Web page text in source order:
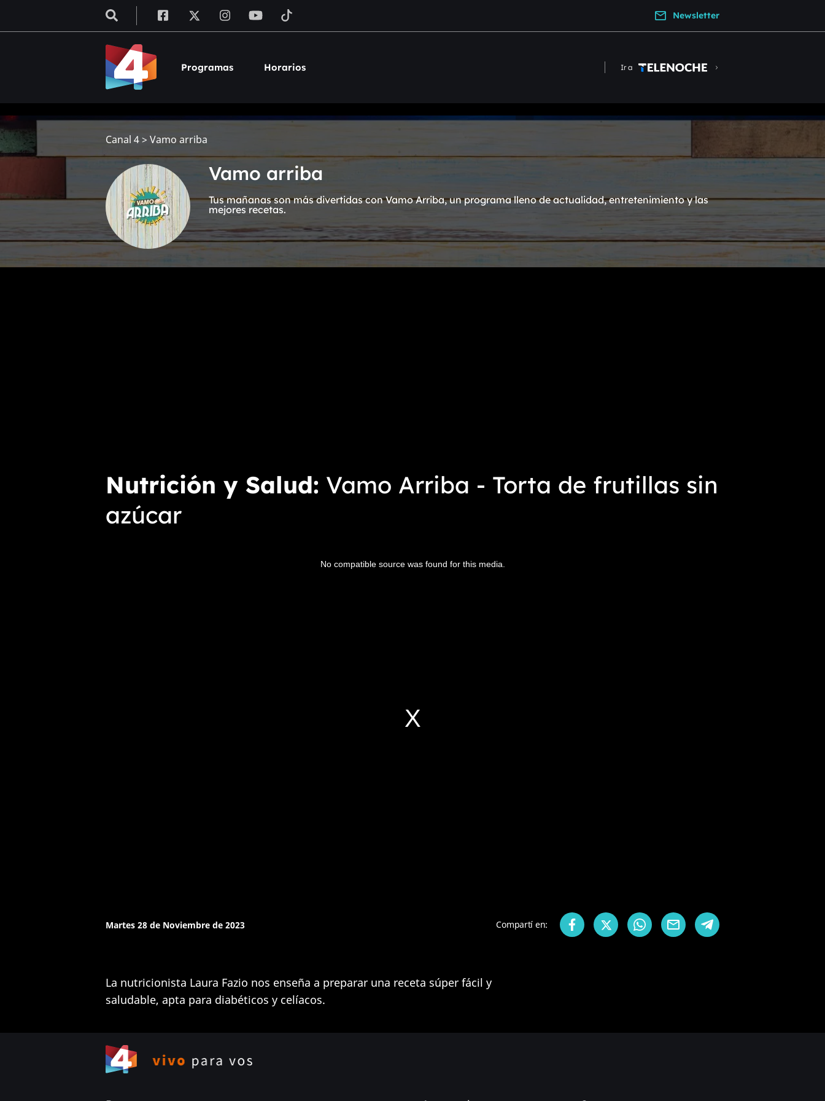
Newsletter
Programas Horarios Ir a
Canal 4> Vamo arriba
Vamo arriba
Tus mañanas son más divertidas con Vamo Arriba, un programa lleno de actualidad, entretenimiento y las
mejores recetas.
Nutrición y Salud Vamo Arriba - Torta de frutillas sin
azúcar
No compatible source was found for this media.
Martes 28 de Noviembre de 2023 Compartí en:
La nutricionista Laura Fazio nos enseña a preparar una receta súper fácil y
saludable, apta para diabéticos y celíacos.